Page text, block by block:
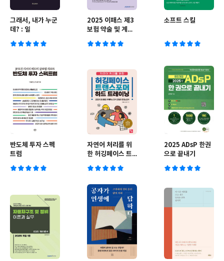
그래서, 내가 누군
데? : 일
2025 이패스 제3
보험 약술 및 계산
소프트 스킬
반도체 투자 스펙
트럼
자연어 처리를 위
한 허깅페이스 트
레이닝
2025 ADsP 한권
으로 끝내기